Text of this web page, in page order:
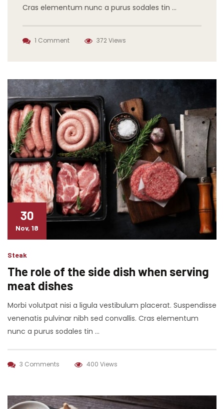
Cras elementum nunc a purus sodales tin …
1 Comment 372 Views
30
Nov, 18
Steak
The role of the side dish when serving
meat dishes
Morbi volutpat nisi a ligula vestibulum placerat. Suspendisse
venenatis pulvinar nibh sed convallis. Cras elementum
nunc a purus sodales tin …
3 Comments 400 Views